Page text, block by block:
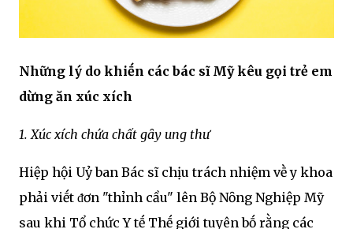
Những lý do khiḗn các bác sĩ Mỹ kêu gọi trẻ em
dừng ăn xúc xích
1. Xúc xích chứa chất gȃy ung thư
Hiệp hội Uỷ ban Bác sĩ chịu trách nhiệm vḕ y khoa
phải viḗt ᵭơn "thỉnh cầu" lên Bộ Nȏng Nghiệp Mỹ
sau khi Tổ chức Y tḗ Thḗ giới tuyên bṓ rằng các